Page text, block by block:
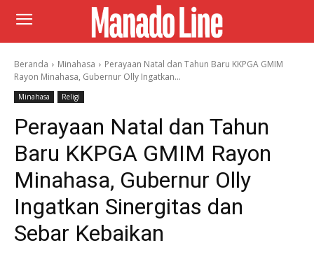
Beranda Minahasa
Perayaan Natal dan Tahun Baru KKPGA GMIM
Rayon Minahasa, Gubernur Olly Ingatkan...
Minahasa Religi
Perayaan Natal dan Tahun
Baru KKPGA GMIM Rayon
Minahasa, Gubernur Olly
Ingatkan Sinergitas dan
Sebar Kebaikan